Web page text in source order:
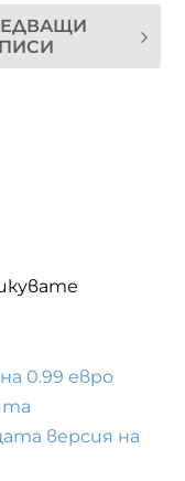
0.99 евро
версия на